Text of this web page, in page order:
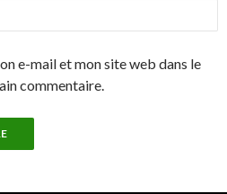
e-mail et mon site web dans le
commentaire.